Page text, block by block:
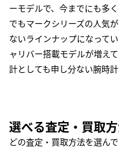
ーモデルで、今までにも多
でもマークシリーズの人気
ないラインナップになって
ャリバー搭載モデルが増え
計としても申し分ない腕時計
選べる査定・買取
どの査定・買取方法を選ん